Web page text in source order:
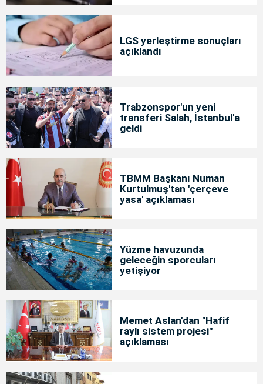
LGS yerleştirme sonuçları
açıklandı
Trabzonspor'un yeni
transferi Salah, İstanbul'a
geldi
TBMM Başkanı Numan
Kurtulmuş'tan 'çerçeve
yasa' açıklaması
Yüzme havuzunda
geleceğin sporcuları
yetişiyor
Memet Aslan'dan "Hafif
raylı sistem projesi"
açıklaması